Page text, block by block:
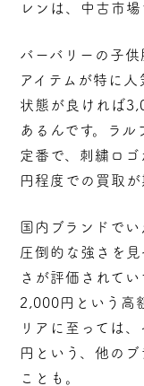
レンは、中古市
バーバリーの子
アイテムが特に人
状態が良ければ
あるんです。ラ
定番で、刺繍ロ
円程度での買取が
国内ブランドで
圧倒的な強さを
さが評価されて
2,000円という高
リアに至っては
円という、他の
ことも。